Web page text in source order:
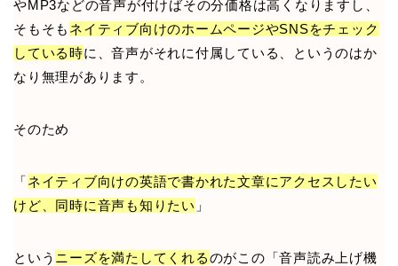
やMP3などの音声が付けばその分価格は高くなりますし、
そもそも ネイティブ向けのホームページやSNSをチェック
している時に、音声がそれに付属している、というのはか
なり無理があります。
そのため
「ネイティブ向けの英語で書かれた文章にアクセスしたい
けど、同時に音声も知りたい 」
という ニーズを満たしてくれるのがこの「音声読み上げ機